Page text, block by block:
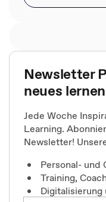
Newsletter
neues lernen
Jede Woche
Learning.
Newsletter!
Personal- und
Training,